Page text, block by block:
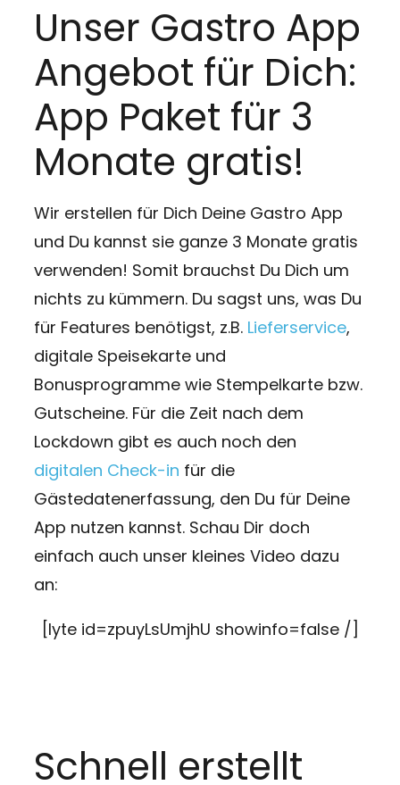
Unser Gastro App
Angebot für Dich:
App Paket für 3
Monate gratis!
Wir erstellen für Dich Deine Gastro App
und Du kannst sie ganze 3 Monate gratis
verwenden! Somit brauchst Du Dich um
nichts zu kümmern. Du sagst uns, was Du
für Features benötigst, z.B. Lieferservice,
digitale Speisekarte und
Bonusprogramme wie Stempelkarte bzw.
Gutscheine. Für die Zeit nach dem
Lockdown gibt es auch noch den
digitalen Check-in für die
Gästedatenerfassung, den Du für Deine
App nutzen kannst. Schau Dir doch
einfach auch unser kleines Video dazu
an:
[lyte id=zpuyLsUmjhU showinfo=false /]
Schnell erstellt